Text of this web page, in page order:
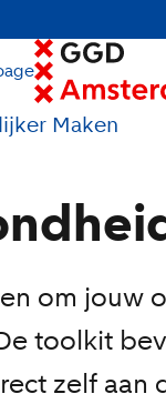
Maken
om jouw
toolkit
zelf aan